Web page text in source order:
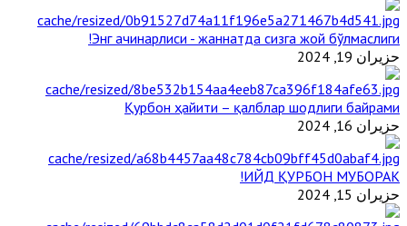
Энг ачинарлиси - жаннатда сизга жой бўлмаслиги!
حزيران 19, 2024
Қурбон ҳайити – қалблар шодлиги байрами
حزيران 16, 2024
ИЙД ҚУРБОН МУБОРАК!
حزيران 15, 2024